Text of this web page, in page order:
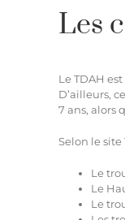
Les
Le TDAH est
D’ailleurs,
7 ans, alors
Selon le site
Le
Le
Le